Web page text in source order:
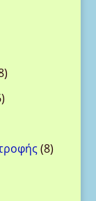
18
προϊόντα
6
88